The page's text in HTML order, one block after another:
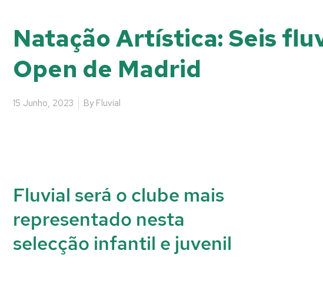
Natação Artística: Seis
Open de Madrid
15 Junho, 2023 By Fluvial
Fluvial será o clube mais
representado nesta
selecção infantil e juvenil